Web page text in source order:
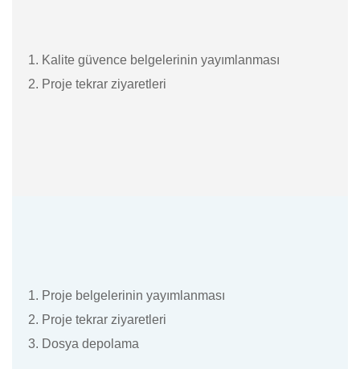
1. Kalite güvence belgelerinin yayımlanması
2. Proje tekrar ziyaretleri
1. Proje belgelerinin yayımlanması
2. Proje tekrar ziyaretleri
3. Dosya depolama